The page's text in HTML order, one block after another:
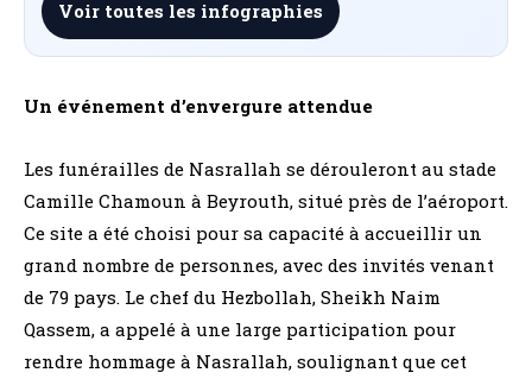
Voir toutes les infographies
Un événement d’envergure attendue
Les funérailles de Nasrallah se dérouleront au stade
Camille Chamoun à Beyrouth, situé près de l’aéroport.
Ce site a été choisi pour sa capacité à accueillir un
grand nombre de personnes, avec des invités venant
de 79 pays. Le chef du Hezbollah, Sheikh Naim
Qassem, a appelé à une large participation pour
rendre hommage à Nasrallah, soulignant que cet